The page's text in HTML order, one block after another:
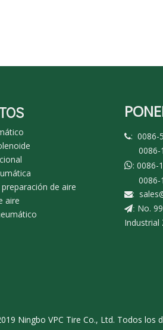
de aire
aire
: 0086-
0086-
: 0086-
0086-
:
: No.
Industrial
Ningbo VPC Tire Co., Ltd. Todos los